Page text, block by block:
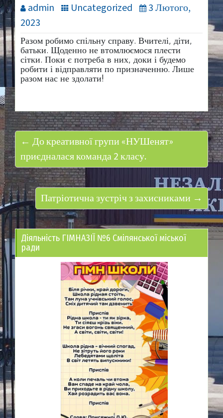
admin Uncategorized
3 Лютого,
2023
Разом робимо спільну справу. Вчителі, діти,
батьки. Щоденно не втомлюємося плести
сітки. Поки є потреба в них, доки і будемо
робити і відправляти по призначенню. Лише
разом нас не здолати!
← До креативної групи «НУШенят»
приєдналася команда 2 класу.
Патріотична зустріч з захисниками →
Діяльність ГІМНАЗІЇ №6 Смілянської міської
ради